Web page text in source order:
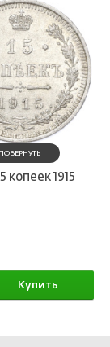
ПОВЕРНУТЬ
копеек 1915
Купить